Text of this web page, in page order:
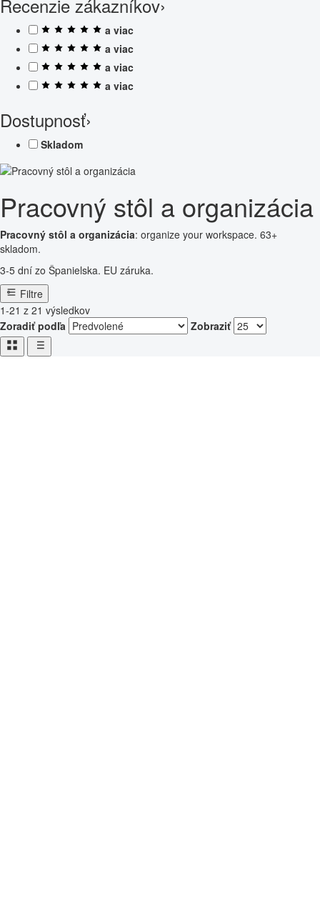
Recenzie zákazníkov›
a viac
a viac
a viac
a viac
Dostupnosť›
Skladom
Pracovný stôl a organizácia
Pracovný stôl a organizácia: organize your workspace. 63+
skladom.
3-5 dní zo Španielska. EU záruka.
Filtre
1-21 z 21 výsledkov
Zoradiť podľa
Zobraziť